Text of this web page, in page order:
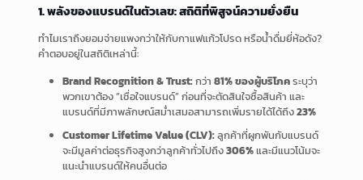
1. พลังของแบรนด์ในตัวเลข: สถิติที่พิสูจน์ความยั่งยืน
ทำไมเราถึงยอมจ่ายแพงกว่าให้กับกาแฟแก้วโปรด หรือน้ำดื่มยี่ห้อดัง?
คำตอบอยู่ในสถิติเหล่านี้:
Brand Recognition & Trust:กว่า 81% ของผู้บริโภคระบุว่า
พวกเขาต้อง “เชื่อใจแบรนด์” ก่อนที่จะตัดสินใจซื้อสินค้า และ
แบรนด์ที่มีภาพลักษณ์สม่ำเสมอสามารถเพิ่มรายได้ได้ถึง23%
Customer Lifetime Value (CLV):ลูกค้าที่ผูกพันกับแบรนด์
จะมีมูลค่าต่อธุรกิจสูงกว่าลูกค้าทั่วไปถึง306%และมีแนวโน้มจะ
แนะนำแบรนด์ให้คนอื่นต่อ